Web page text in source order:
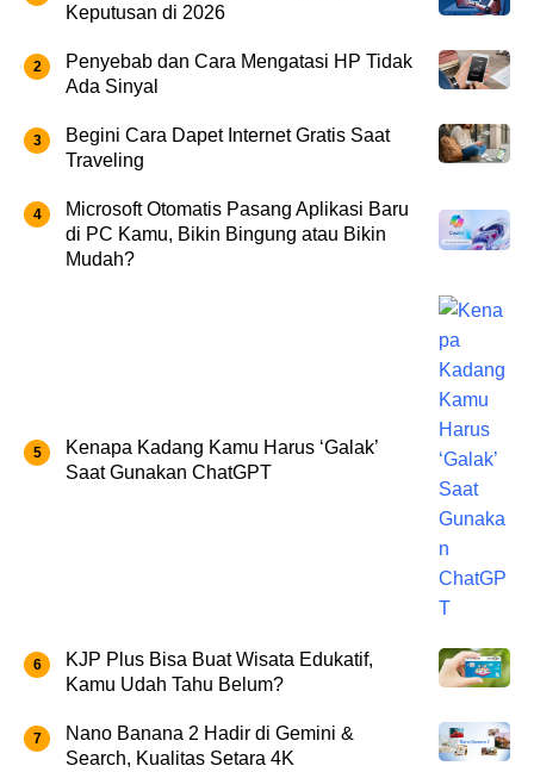
Keputusan di 2026
Penyebab dan Cara Mengatasi HP Tidak
Ada Sinyal
Begini Cara Dapet Internet Gratis Saat
Traveling
Microsoft Otomatis Pasang Aplikasi Baru
di PC Kamu, Bikin Bingung atau Bikin
Mudah?
Kenapa Kadang Kamu Harus ‘Galak’
Saat Gunakan ChatGPT
KJP Plus Bisa Buat Wisata Edukatif,
Kamu Udah Tahu Belum?
Nano Banana 2 Hadir di Gemini &
Search, Kualitas Setara 4K